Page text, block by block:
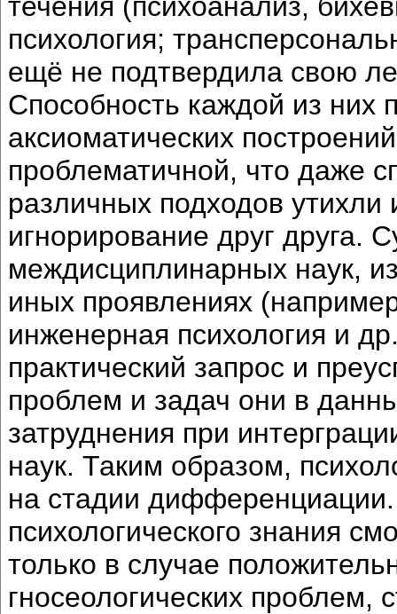
психология;
ещё не подтвердила свою
Способность каждой из них
аксиоматических
проблематичной, что даже
различных подходов
игнорирование друг друга.
междисциплинарных наук,
иных проявлениях
инженерная психология и
практический запрос и
проблем и задач они в
затруднения при
наук. Таким образом,
на стадии
психологического знания
только в случае
гносеологических проблем,